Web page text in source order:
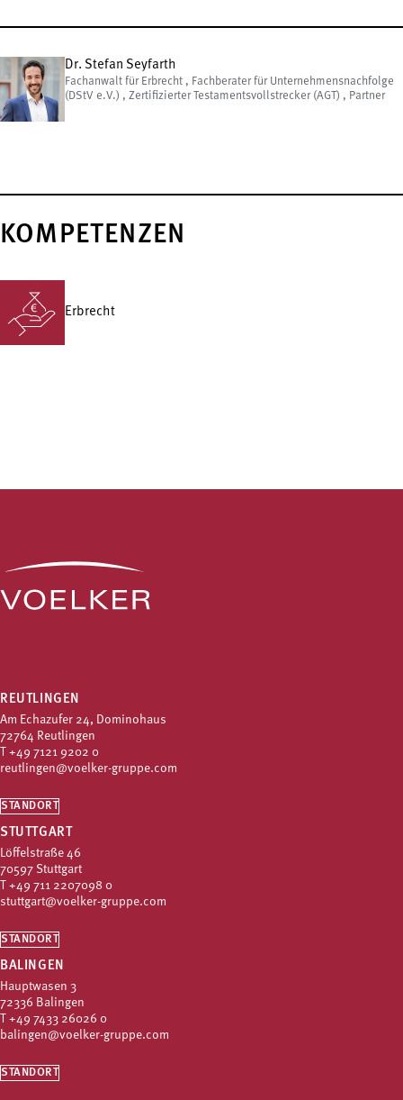
Dr. Stefan Seyfarth
Fachanwalt für Erbrecht , Fachberater für Unternehmensnachfolge
(DStV e.V.) , Zertifizierter Testamentsvollstrecker (AGT) , Partner
KOMPETENZEN
Erbrecht
REUTLINGEN
Am Echazufer 24, Dominohaus
72764 Reutlingen
+49 7121 9202 0
reutlingen@voelker-gruppe.com
STANDORT
STUTTGART
Löffelstraße 46
70597 Stuttgart
+49 711 2207098 0
stuttgart@voelker-gruppe.com
STANDORT
BALINGEN
Hauptwasen 3
72336 Balingen
+49 7433 26026 0
balingen@voelker-gruppe.com
STANDORT